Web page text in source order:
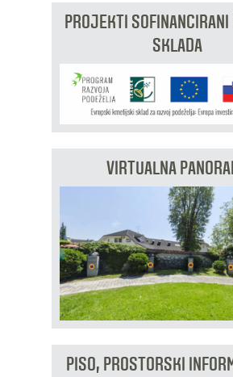
PROJEKTI
SKLADA
VIRTUALNA
PISO, PROSTORSKI